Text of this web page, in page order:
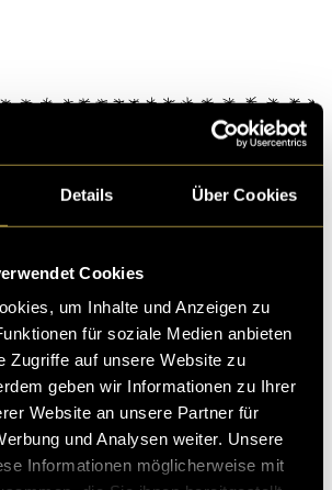
Details Über Cookies
Cookies
um Inhalte und Anzeigen zu
für soziale Medien anbieten
Zugriffe auf unsere Website zu
geben wir Informationen zu Ihrer
Website an unsere Partner für
und Analysen weiter. Unsere
Informationen möglicherweise mit